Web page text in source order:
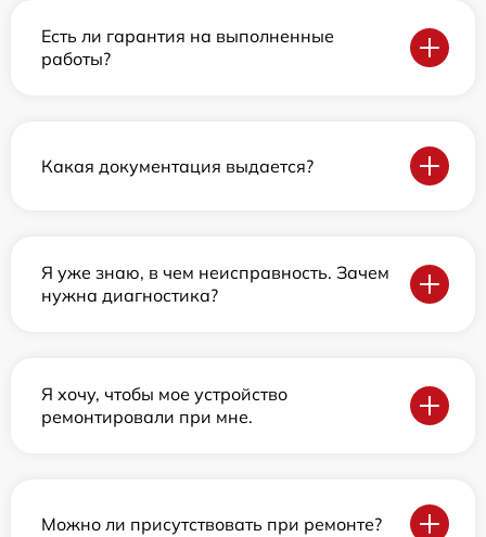
Есть ли гарантия на выполненные
работы?
Какая документация выдается?
Я уже знаю, в чем неисправность. Зачем
нужна диагностика?
Я хочу, чтобы мое устройство
ремонтировали при мне.
Можно ли присутствовать при ремонте?